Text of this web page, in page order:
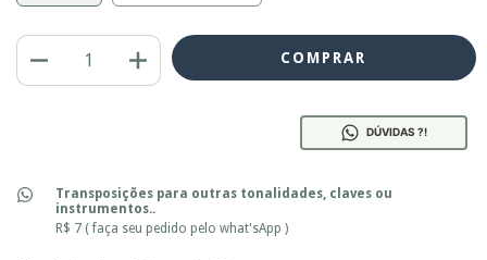
DÚVIDAS ?!
Transposições para outras tonalidades, claves ou
instrumentos..
R$ 7 ( faça seu pedido pelo what'sApp )